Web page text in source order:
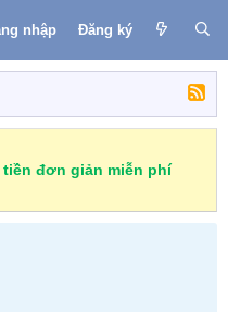
nhập Đăng ký
đơn giản miễn phí